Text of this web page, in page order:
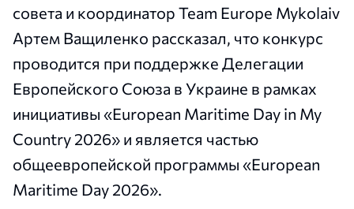
совета и координатор Team Europe Mykolaiv
Артем Ващиленко рассказал, что конкурс
проводится при поддержке Делегации
Европейского Союза в Украине в рамках
инициативы «European Maritime Day in My
Country 2026» и является частью
общеевропейской программы «European
Maritime Day 2026».